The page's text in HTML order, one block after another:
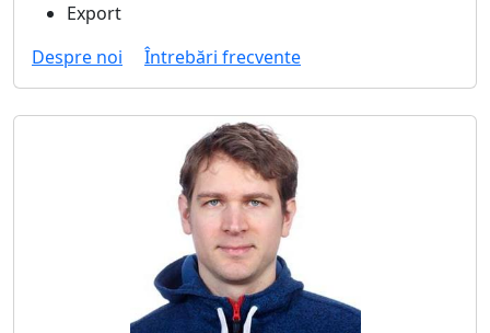
Export
Despre noi
Întrebări frecvente